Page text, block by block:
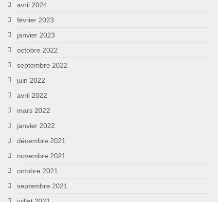
avril 2024
février 2023
janvier 2023
octobre 2022
septembre 2022
juin 2022
avril 2022
mars 2022
janvier 2022
décembre 2021
novembre 2021
octobre 2021
septembre 2021